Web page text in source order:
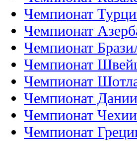
Чемпионат
Чемпионат
Чемпионат
Чемпионат
Чемпионат
Чемпионат Дании
Чемпионат Чехии
Чемпионат